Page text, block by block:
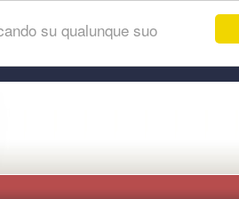
su qualunque suo